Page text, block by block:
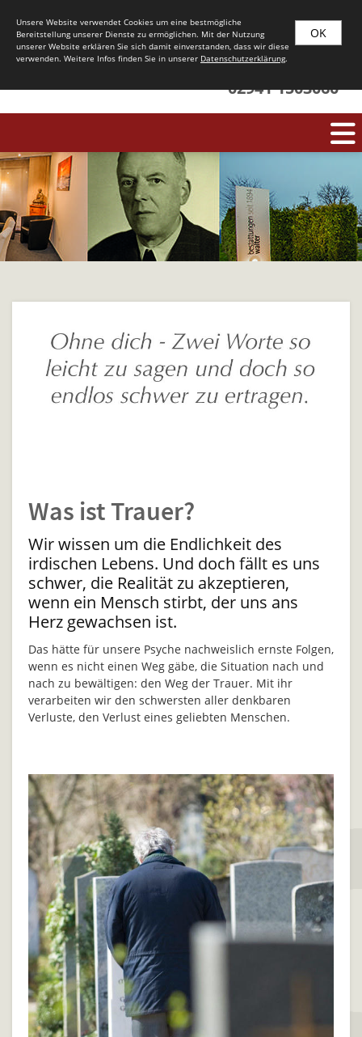
02941 1503060
Was ist Trauer?
Wir wissen um die Endlichkeit des
irdischen Lebens. Und doch fällt es uns
schwer, die Realität zu akzeptieren,
wenn ein Mensch stirbt, der uns ans
Herz gewachsen ist.
Das hätte für unsere Psyche nachweislich ernste Folgen,
wenn es nicht einen Weg gäbe, die Situation nach und
nach zu bewältigen: den Weg der Trauer. Mit ihr
verarbeiten wir den schwersten aller denkbaren
Verluste, den Verlust eines geliebten Menschen.
OK
Unsere Website verwendet Cookies um eine bestmögliche
Bereitstellung unserer Dienste zu ermöglichen. Mit der Nutzung
unserer Website erklären Sie sich damit einverstanden, dass wir diese
verwenden. Weitere Infos finden Sie in unserer Datenschutzerklärung.